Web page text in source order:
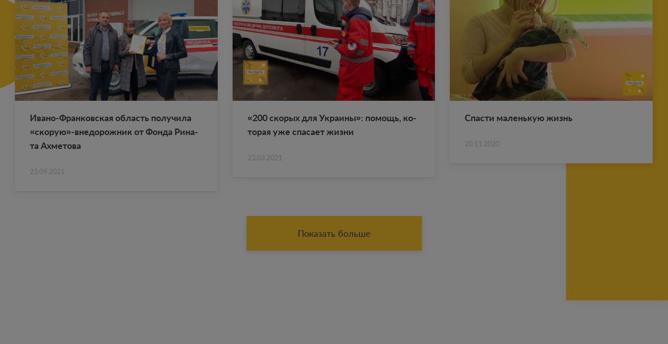
Ивано-Фран­ков­ская об­ласть по­лу­чи­ла
«ско­рую»-вне­до­рож­ник от Фонда Ри­на­
та Ах­ме­то­ва
23.09.2021
«200 ско­рых для Укра­и­ны»: по­мощь, ко­
то­рая уже спа­са­ет жизни
23.03.2021
Спа­сти ма­лень­кую жизнь
20.11.2020
Показать больше